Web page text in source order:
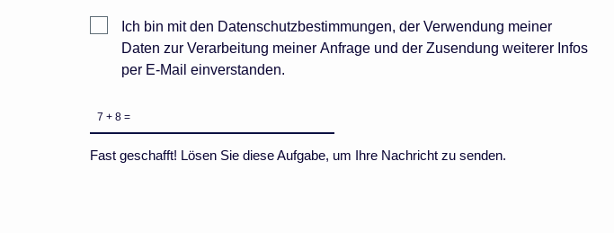
Einwilligung
Ich bin mit den Datenschutzbestimmungen, der Verwendung meiner
Daten zur Verarbeitung meiner Anfrage und der Zusendung weiterer Infos
per E-Mail einverstanden.
BotPrevention
*
Fast geschafft! Lösen Sie diese Aufgabe, um Ihre Nachricht zu senden.